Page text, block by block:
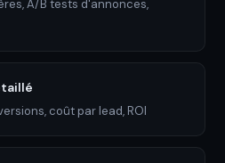
A/B tests d'annonces,
coût par lead, ROI